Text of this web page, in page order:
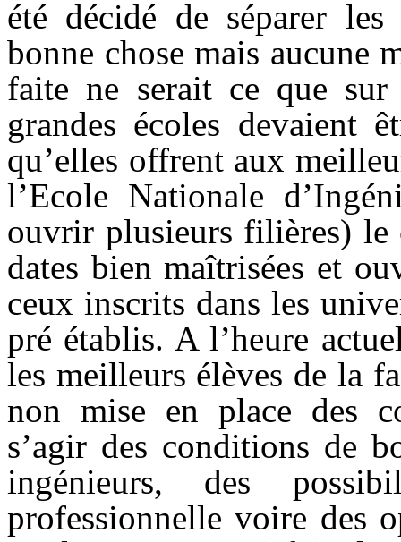
été décidé de séparer
bonne chose mais aucune
faite ne serait ce que
grandes écoles devaient
qu’elles offrent aux
l’Ecole Nationale
ouvrir plusieurs filières) le
dates bien maîtrisées et
ceux inscrits dans les
pré établis. A l’heure
les meilleurs élèves de la
non mise en place des
s’agir des conditions de
ingénieurs, des
professionnelle voire des